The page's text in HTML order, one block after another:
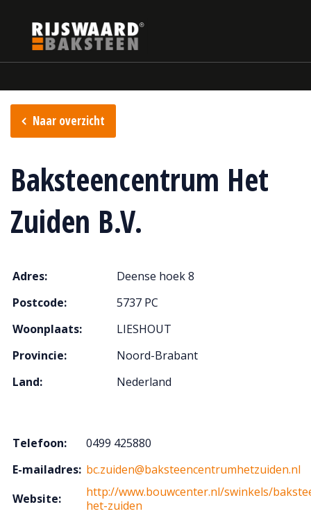
Naar overzicht
Baksteencentrum Het
Zuiden B.V.
Adres:
Deense hoek 8
Postcode:
5737 PC
Woonplaats:
LIESHOUT
Provincie:
Noord-Brabant
Land:
Nederland
Telefoon:
0499 425880
E-mailadres: bc.zuiden@baksteencentrumhetzuiden.nl
Website:
http://www.bouwcenter.nl/swinkels/
het-zuiden